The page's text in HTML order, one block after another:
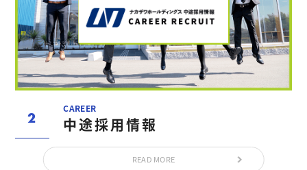
CAREER
中途採用情報
READ MORE